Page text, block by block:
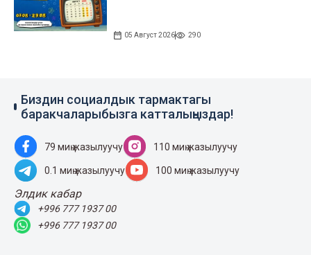
05 Август 2026 290
Биздин социалдык тармактагы
баракчаларыбызга катталыңыздар!
79 миң жазылуучу 110 миң жазылуучу
0.1 миң жазылуучу 100 миң жазылуучу
Элдик кабар
+996 777 1937 00
+996 777 1937 00